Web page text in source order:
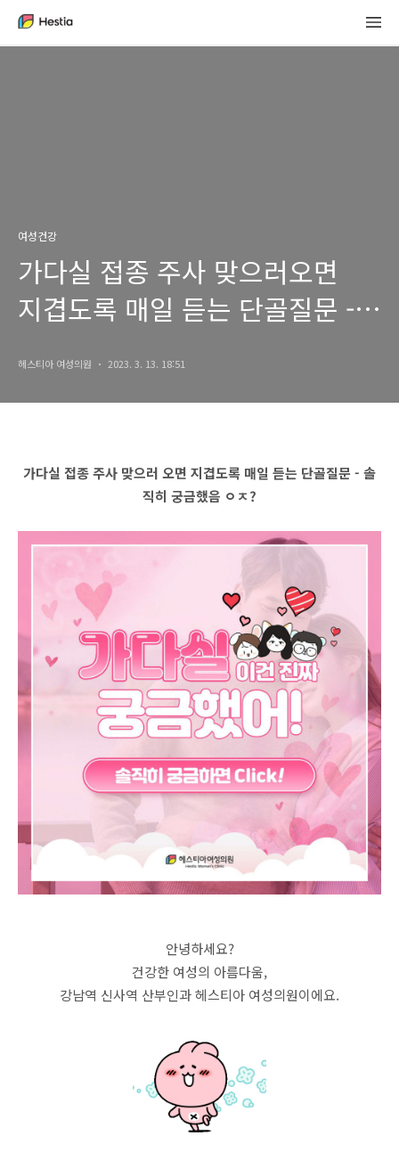
여성건강
가다실 접종 주사 맞으러오면
지겹도록 매일 듣는 단골질문 -
헤스티아 여성의원 2023. 3. 13. 18:51
가다실 접종 주사 맞으러 오면 지겹도록 매일 듣는 단골질문 - 솔
직히 궁금했음 ㅇㅈ?
안녕하세요?
건강한 여성의 아름다움,
강남역 신사역 산부인과 헤스티아 여성의원이에요.